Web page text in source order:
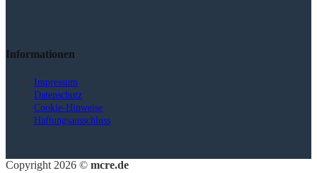
Informationen
Impressum
Datenschutz
Cookie-Hinweise
Haftungsausschluss
Copyright 2026 © mcre.de